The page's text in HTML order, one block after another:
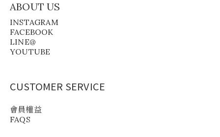
ABOUT US
INSTAGRAM
FACEBOOK
LINE@
YOUTUBE
CUSTOMER SERVICE
會員權益
FAQS